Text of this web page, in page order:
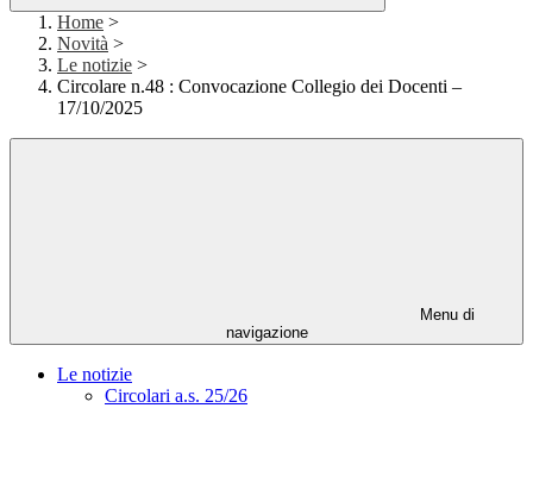
Home >
Novità >
Le notizie >
Circolare n.48 : Convocazione Collegio dei Docenti –
17/10/2025
Menu di
navigazione
Le notizie
Circolari a.s. 25/26